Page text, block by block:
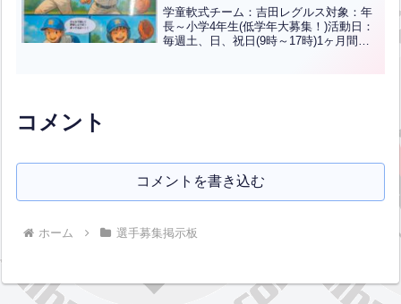
学童軟式チーム：吉田レグルス対象：年
長～小学4年生(低学年大募集！)活動日：
毎週土、日、祝日(9時～17時)1ヶ月間無
コメント
コメントを書き込む
ホーム 選手募集掲示板